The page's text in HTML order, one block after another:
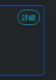
詳細